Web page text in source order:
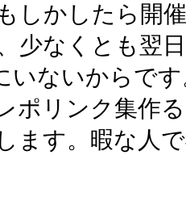
しかしたら開
少なくとも翌
いないからで
ポリンク集作
ます。暇な人